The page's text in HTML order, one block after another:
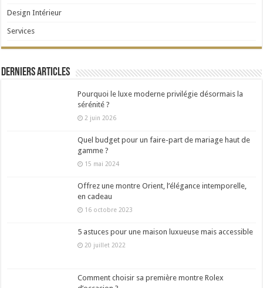
Design Intérieur
Services
Derniers articles
Pourquoi le luxe moderne privilégie désormais la
sérénité ?
2 juin 2026
Quel budget pour un faire-part de mariage haut de
gamme ?
15 mai 2024
Offrez une montre Orient, l’élégance intemporelle,
en cadeau
16 octobre 2023
5 astuces pour une maison luxueuse mais accessible
20 juillet 2022
Comment choisir sa première montre Rolex